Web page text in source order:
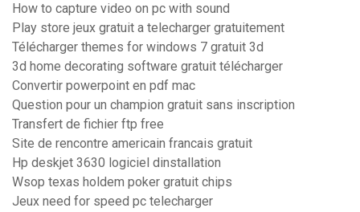
How to capture video on pc with sound
Play store jeux gratuit a telecharger gratuitement
Télécharger themes for windows 7 gratuit 3d
3d home decorating software gratuit télécharger
Convertir powerpoint en pdf mac
Question pour un champion gratuit sans inscription
Transfert de fichier ftp free
Site de rencontre americain francais gratuit
Hp deskjet 3630 logiciel dinstallation
Wsop texas holdem poker gratuit chips
Jeux need for speed pc telecharger